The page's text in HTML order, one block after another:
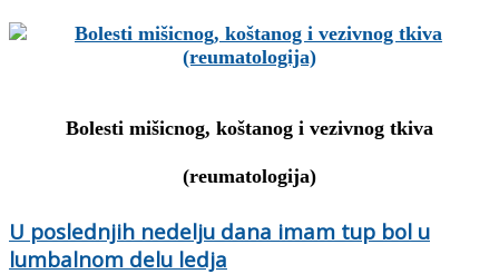
Bolesti mišicnog, koštanog i vezivnog tkiva
(reumatologija)
U poslednjih nedelju dana imam tup bol u
lumbalnom delu ledja